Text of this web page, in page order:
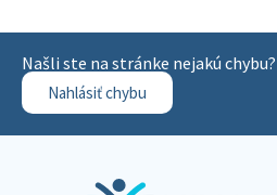
Našli ste na stránke nejakú
Nahlásiť chybu